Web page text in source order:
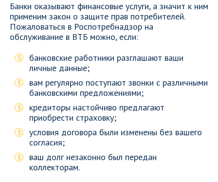
Банки оказывают финансовые услуги, а значит к ним
применим закон о защите прав потребителей.
Пожаловаться в Роспотребнадзор на
обслуживание в ВТБ можно, если:
банковские работники разглашают ваши
личные данные;
вам регулярно поступают звонки с различными
банковскими предложениями;
кредиторы настойчиво предлагают
приобрести страховку;
условия договора были изменены без вашего
согласия;
ваш долг незаконно был передан
коллекторам.